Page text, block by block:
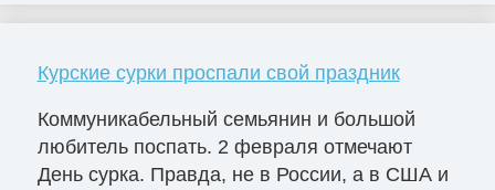
Курские сурки проспали свой праздник
Коммуникабельный семьянин и большой
любитель поспать. 2 февраля отмечают
День сурка. Правда, не в России, а в США и